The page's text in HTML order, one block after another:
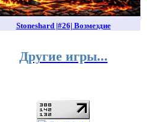
Stoneshard |#26| Возмездие
Другие игры...